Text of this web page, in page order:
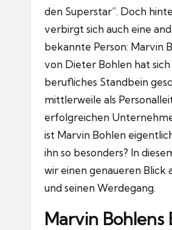
den Superstar”. Doch
verbirgt sich auch eine
bekannte Person: Marvin
von Dieter Bohlen hat sich
berufliches Standbein
mittlerweile als
erfolgreichen
ist Marvin Bohlen
ihn so besonders? In
wir einen genaueren Blick
und seinen Werdegang.
Marvin Bohlens